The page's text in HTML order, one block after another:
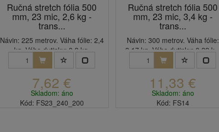
Ručná stretch fólia 500
mm, 23 mic, 2,6 kg -
trans...
Návin: 225 metrov. Váha fólie: 2,4
kg. Váha dutinky: 0,2 kg.
7,62 €
Skladom: áno
Kód: FS23_240_200
Ručná stretch fólia 500
mm, 23 mic, 3,4 kg -
trans...
Návin: 300 metrov. Váha fólie:
3,17 kg. Váha dutinky: 0,22 k...
11,33 €
Skladom: áno
Kód: FS14